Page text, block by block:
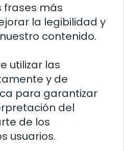
frases más
la legibilidad y
contenido.
utilizar las
y de
para garantizar
del
de los
usuarios.